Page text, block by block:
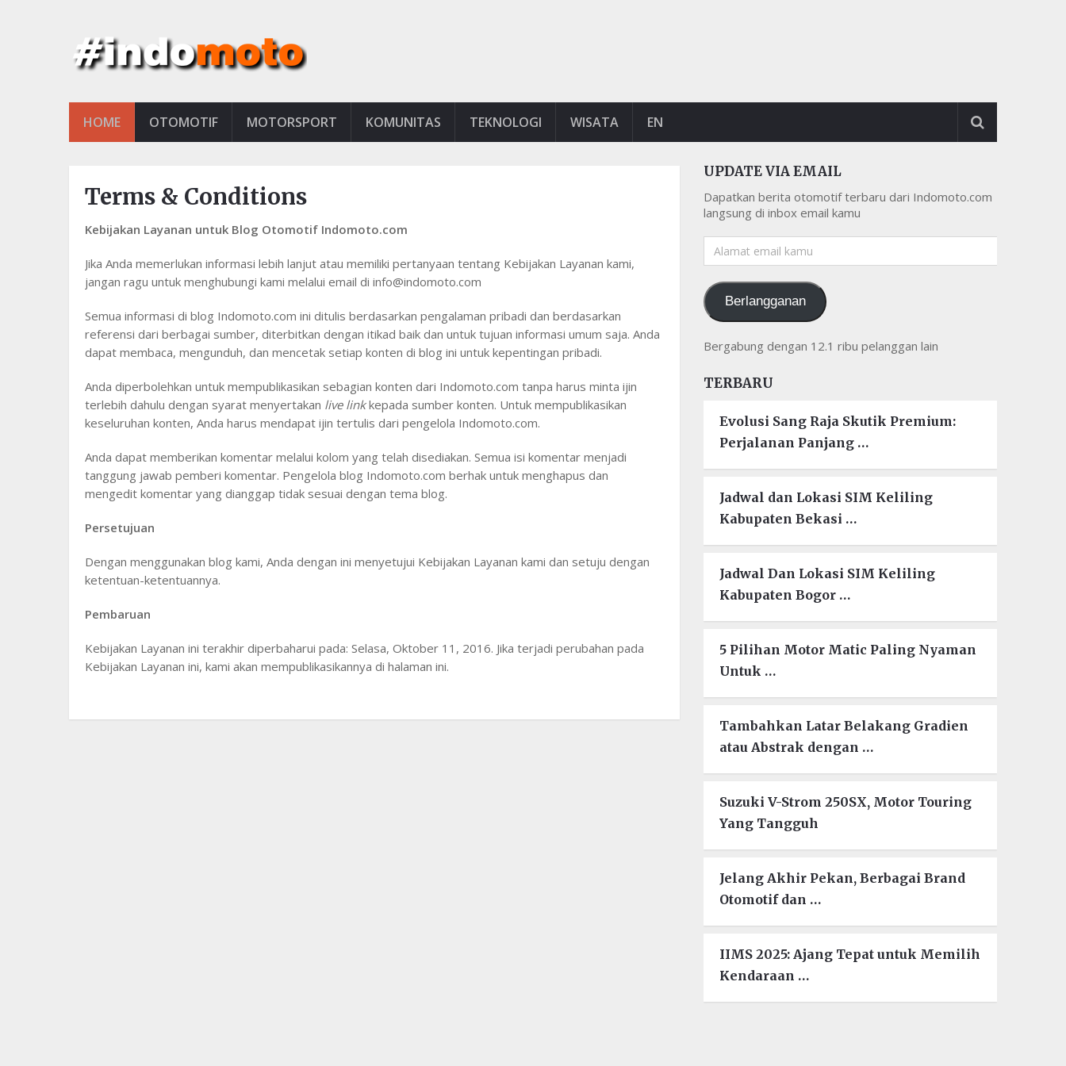
HOME OTOMOTIF MOTORSPORT KOMUNITAS TEKNOLOGI WISATA EN
Terms & Conditions
Kebijakan Layanan untuk Blog Otomotif Indomoto.com
Jika Anda memerlukan informasi lebih lanjut atau memiliki pertanyaan tentang Kebijakan Layanan kami,
jangan ragu untuk menghubungi kami melalui email di info@indomoto.com
Semua informasi di blog Indomoto.com ini ditulis berdasarkan pengalaman pribadi dan berdasarkan
referensi dari berbagai sumber, diterbitkan dengan itikad baik dan untuk tujuan informasi umum saja. Anda
dapat membaca, mengunduh, dan mencetak setiap konten di blog ini untuk kepentingan pribadi.
Anda diperbolehkan untuk mempublikasikan sebagian konten dari Indomoto.com tanpa harus minta ijin
terlebih dahulu dengan syarat menyertakan live linkkepada sumber konten. Untuk mempublikasikan
keseluruhan konten, Anda harus mendapat ijin tertulis dari pengelola Indomoto.com.
Anda dapat memberikan komentar melalui kolom yang telah disediakan. Semua isi komentar menjadi
tanggung jawab pemberi komentar. Pengelola blog Indomoto.com berhak untuk menghapus dan
mengedit komentar yang dianggap tidak sesuai dengan tema blog.
Persetujuan
Dengan menggunakan blog kami, Anda dengan ini menyetujui Kebijakan Layanan kami dan setuju dengan
ketentuan-ketentuannya.
Pembaruan
Kebijakan Layanan ini terakhir diperbaharui pada: Selasa, Oktober 11, 2016. Jika terjadi perubahan pada
Kebijakan Layanan ini, kami akan mempublikasikannya di halaman ini.
UPDATE VIA EMAIL
Dapatkan berita otomotif terbaru dari Indomoto.com
langsung di inbox email kamu
Alamat
email
Berlangganan
Bergabung dengan 12.1 ribu pelanggan lain
TERBARU
Evolusi Sang Raja Skutik Premium:
Perjalanan Panjang …
Jadwal dan Lokasi SIM Keliling
Kabupaten Bekasi …
Jadwal Dan Lokasi SIM Keliling
Kabupaten Bogor …
5 Pilihan Motor Matic Paling Nyaman
Untuk …
Tambahkan Latar Belakang Gradien
atau Abstrak dengan …
Suzuki V-Strom 250SX, Motor Touring
Yang Tangguh
Jelang Akhir Pekan, Berbagai Brand
Otomotif dan …
IIMS 2025: Ajang Tepat untuk Memilih
Kendaraan …